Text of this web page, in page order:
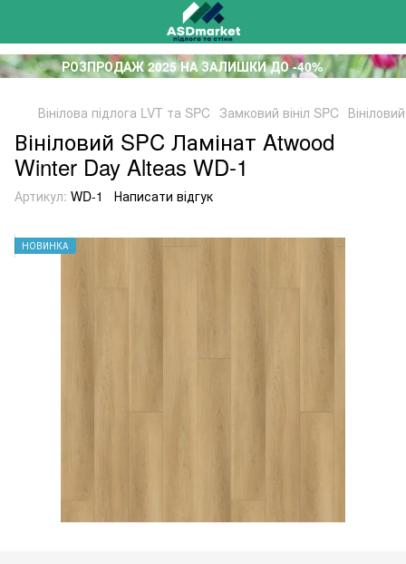
РОЗПРОДАЖ 2025 НА ЗАЛИШКИ ДО -40%
Вінілова підлога LVT та SPC Замковий вініл SPC
Вініловий SPC Ламінат Atwood
Winter Day Alteas WD-1
Артикул: WD-1 Написати відгук
НОВИНКА